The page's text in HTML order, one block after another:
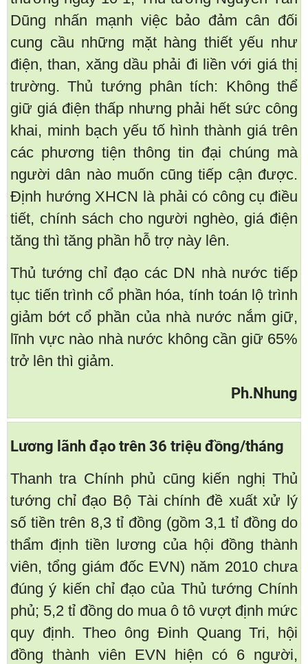
Dũng nhấn mạnh việc bảo đảm cân đối
cung cầu những mặt hàng thiết yếu như
điện, than, xăng dầu phải đi liền với giá thị
trường. Thủ tướng phân tích: Không thể
giữ giá điện thấp nhưng phải hết sức công
khai, minh bạch yếu tố hình thành giá trên
các phương tiện thông tin đại chúng mà
người dân nào muốn cũng tiếp cận được.
Định hướng XHCN là phải có công cụ điều
tiết, chính sách cho người nghèo, giá điện
tăng thì tăng phần hỗ trợ này lên.
Thủ tướng chỉ đạo các DN nhà nước tiếp
tục tiến trình cổ phần hóa, tính toán lộ trình
giảm bớt cổ phần của nhà nước nắm giữ,
lĩnh vực nào nhà nước không cần giữ 65%
trở lên thì giảm.
Ph.Nhung
Lương lãnh đạo trên 36 triệu đồng/tháng
Thanh tra Chính phủ cũng kiến nghị Thủ
tướng chỉ đạo Bộ Tài chính đề xuất xử lý
số tiền trên 8,3 tỉ đồng (gồm 3,1 tỉ đồng do
thẩm định tiền lương của hội đồng thành
viên, tổng giám đốc EVN) năm 2010 chưa
đúng ý kiến chỉ đạo của Thủ tướng Chính
phủ; 5,2 tỉ đồng do mua ô tô vượt định mức
quy định. Theo ông Đinh Quang Tri, hội
đồng thành viên EVN hiện có 6 người,